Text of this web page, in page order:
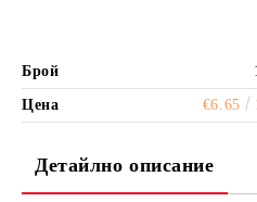
Брой
Цена €6.65
Детайлно описание